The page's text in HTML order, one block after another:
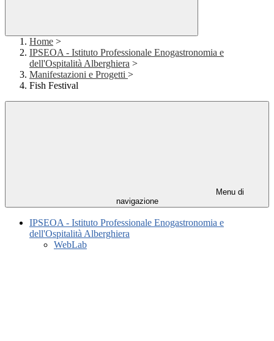
Home >
IPSEOA - Istituto Professionale Enogastronomia e
dell'Ospitalità Alberghiera >
Manifestazioni e Progetti >
Fish Festival
Menu di
navigazione
IPSEOA - Istituto Professionale Enogastronomia e
dell'Ospitalità Alberghiera
WebLab